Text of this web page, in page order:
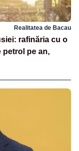
Realitatea de Bacau
rafinăria cu o
petrol pe an,